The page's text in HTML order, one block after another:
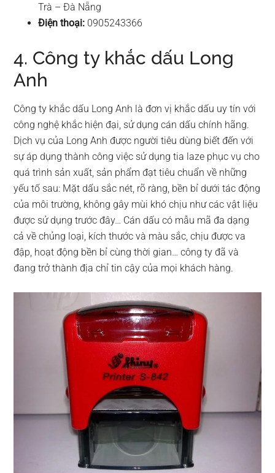
Trà – Đà Nẵng
Điện thoại: 0905243366
4. Công ty khắc dấu Long
Anh
Công ty khắc dấu Long Anh là đơn vị khắc dấu uy tín với
công nghệ khắc hiện đại, sử dụng cán dấu chính hãng.
Dịch vụ của Long Anh được người tiêu dùng biết đến với
sự áp dụng thành công việc sử dụng tia laze phục vụ cho
quá trình sản xuất, sản phẩm đạt tiêu chuẩn về những
yếu tố sau: Mặt dấu sắc nét, rõ ràng, bền bỉ dưới tác động
của môi trường, không gây mùi khó chịu như các vật liệu
được sử dụng trước đây… Cán dấu có mẫu mã đa dạng
cả về chủng loại, kích thước và màu sắc, chịu được va
đập, hoạt động bền bỉ cùng thời gian… công ty đã và
đang trở thành địa chỉ tin cậy của mọi khách hàng.